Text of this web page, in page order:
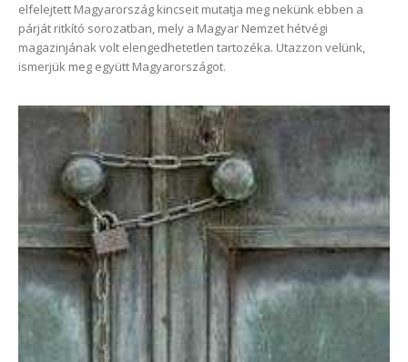
elfelejtett Magyarország kincseit mutatja meg nekünk ebben a
párját ritkító sorozatban, mely a Magyar Nemzet hétvégi
magazinjának volt elengedhetetlen tartozéka. Utazzon velünk,
ismerjük meg együtt Magyarországot.